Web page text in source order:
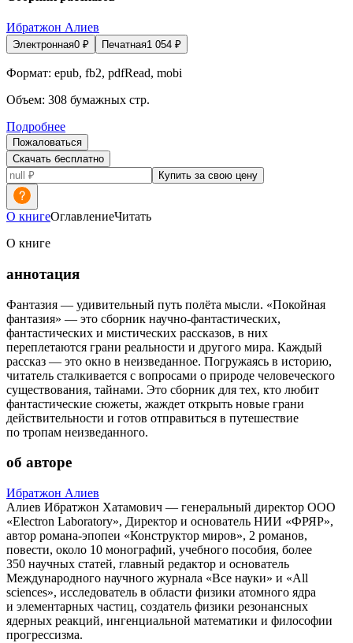
Ибратжон Алиев
Электронная0 ₽ Печатная1 054 ₽
Формат: epub, fb2, pdfRead, mobi
Объем: 308 бумажных стр.
Подробнее
Пожаловаться
Скачать бесплатно
Купить за свою цену
О книгеОглавлениеЧитать
О книге
аннотация
Фантазия — удивительный путь полёта мысли. «Покойная
фантазия» — это сборник научно-фантастических,
фантастических и мистических рассказов, в них
переплетаются грани реальности и другого мира. Каждый
рассказ — это окно в неизведанное. Погружаясь в историю,
читатель сталкивается с вопросами о природе человеческого
существования, тайнами. Это сборник для тех, кто любит
фантастические сюжеты, жаждет открыть новые грани
действительности и готов отправиться в путешествие
по тропам неизведанного.
об авторе
Ибратжон Алиев
Алиев Ибратжон Хатамович — генеральный директор OOO
«Electron Laboratory», Директор и основатель НИИ «ФРЯР»,
автор романа-эпопеи «Конструктор миров», 2 романов,
повести, около 10 монографий, учебного пособия, более
350 научных статей, главный редактор и основатель
Международного научного журнала «Все науки» и «All
sciences», исследователь в области физики атомного ядра
и элементарных частиц, создатель физики резонансных
ядерных реакций, ингенциальной математики и философии
прогрессизма.